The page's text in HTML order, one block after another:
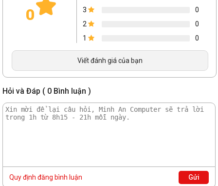
Góc nhìn 178°(H)/178°(V)
180Hz
Kết nối
1 x HDMI 2.0
1 x Displayport 1.2
1 x Tai nghe
Kích thước 714.2 x 581.9 x 263.5 mm
0
3
0
2
0
1
0
Viết đánh giá của bạn
Hỏi và Đáp ( 0 Bình luận )
Quy định đăng bình luận Gửi